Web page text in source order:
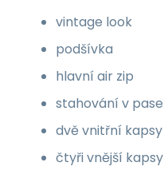
vintage look
podšívka
hlavní air zip
stahování v pase
dvě vnitřní kapsy
čtyři vnější kapsy